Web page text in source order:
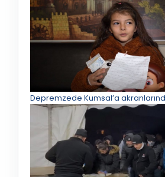
Depremzede Kumsal’a